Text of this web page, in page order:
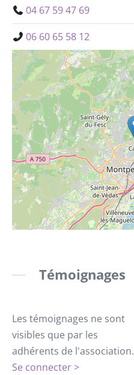
04 67 59 47 69
06 60 65 58 12
Témoignages
Les témoignages ne sont
visibles que par les
adhérents de l'association.
Se connecter >